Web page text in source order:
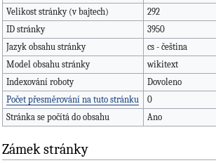
Velikost stránky (v bajtech)
292
ID stránky
3950
Jazyk obsahu stránky
cs - čeština
Model obsahu stránky
wikitext
Indexování roboty
Dovoleno
Počet přesměrování na tuto stránku
0
Stránka se počítá do obsahu
Ano
Zámek stránky